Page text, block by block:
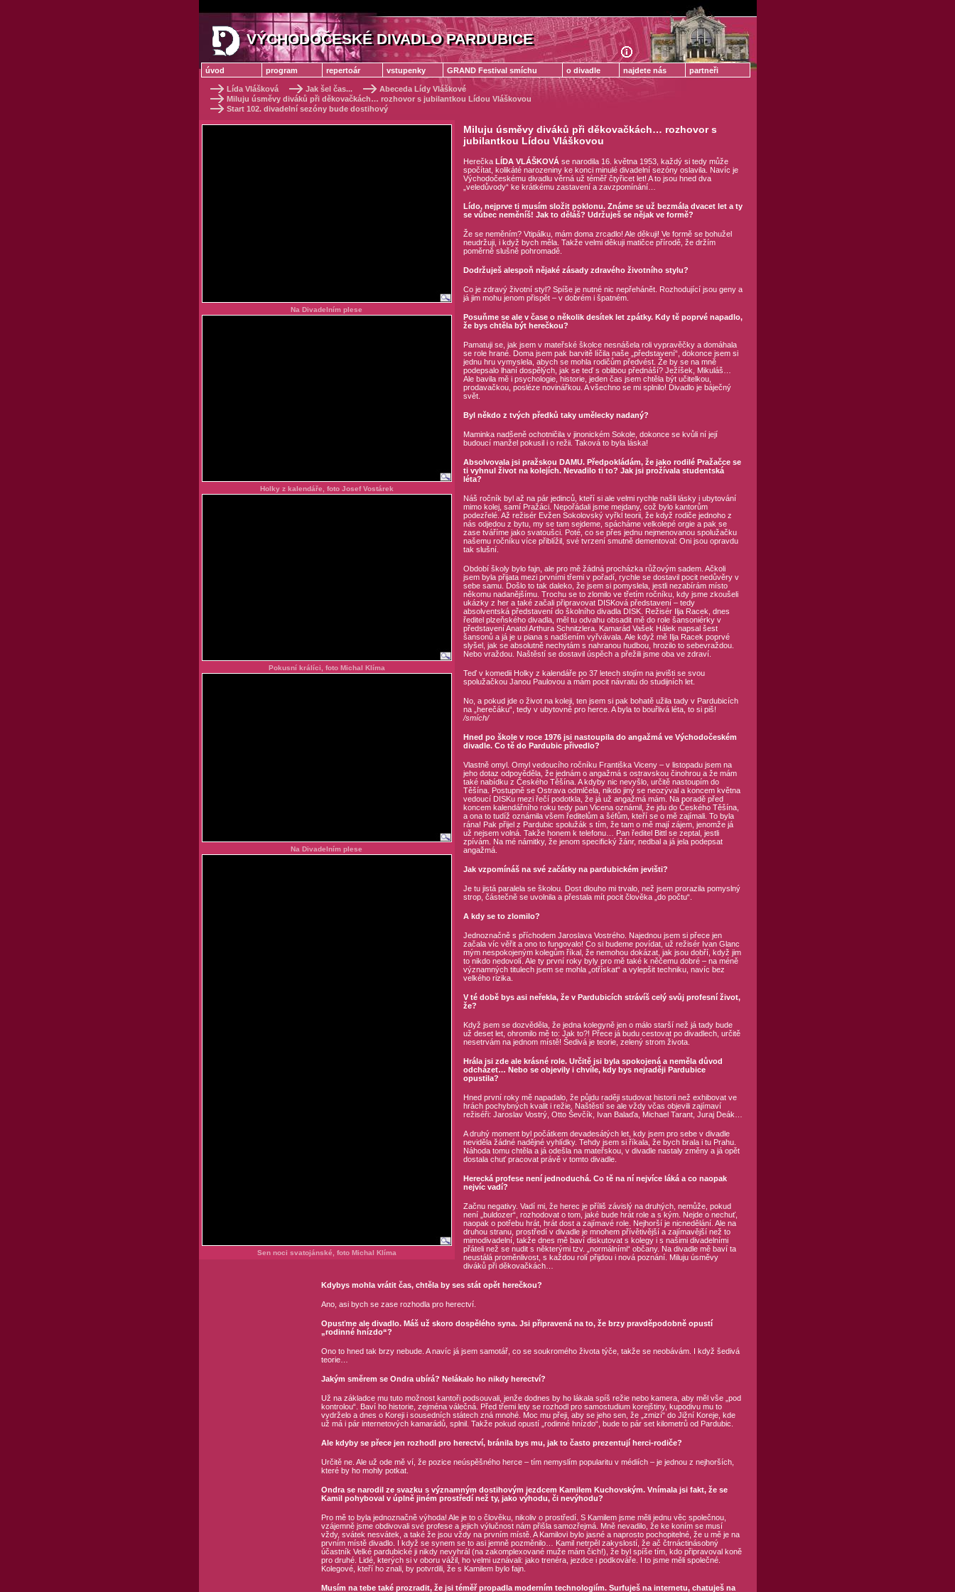
VÝCHODOČESKÉ DIVADLO PARDUBICE
VÝCHODOČESKÉ DIVADLO PARDUBICE
úvod program repertoár vstupenky GRAND Festival smíchu o divadle najdete nás partneři
Lída Vlášková Jak šel čas...
Abeceda Lídy Vláškové
Miluju úsměvy diváků při děkovačkách… rozhovor s jubilantkou Lídou Vláškovou
Start 102. divadelní sezóny bude dostihový
Na Divadelním plese
Holky z kalendáře, foto Josef Vostárek
Pokusní králíci, foto Michal Klíma
Na Divadelním plese
Sen noci svatojánské, foto Michal Klíma
Miluju úsměvy diváků při děkovačkách… rozhovor s
jubilantkou Lídou Vláškovou
Herečka LÍDA VLÁŠKOVÁse narodila 16. května 1953, každý si tedy může
spočítat, kolikáté narozeniny ke konci minulé divadelní sezóny oslavila. Navíc je
Východočeskému divadlu věrná už téměř čtyřicet let! A to jsou hned dva
„veledůvody“ ke krátkému zastavení a zavzpomínání…
Lído, nejprve ti musím složit poklonu. Známe se už bezmála dvacet let a ty
se vůbec neměníš! Jak to děláš? Udržuješ se nějak ve formě?
Že se neměním? Vtipálku, mám doma zrcadlo! Ale děkuji! Ve formě se bohužel
neudržuji, i když bych měla. Takže velmi děkuji matičce přírodě, že držím
poměrně slušně pohromadě.
Dodržuješ alespoň nějaké zásady zdravého životního stylu?
Co je zdravý životní styl? Spíše je nutné nic nepřehánět. Rozhodující jsou geny a
já jim mohu jenom přispět – v dobrém i špatném.
Posuňme se ale v čase o několik desítek let zpátky. Kdy tě poprvé napadlo,
že bys chtěla být herečkou?
Pamatuji se, jak jsem v mateřské školce nesnášela roli vypravěčky a domáhala
se role hrané. Doma jsem pak barvitě líčila naše „představení“, dokonce jsem si
jednu hru vymyslela, abych se mohla rodičům předvést. Že by se na mně
podepsalo lhaní dospělých, jak se teď s oblibou přednáší? Ježíšek, Mikuláš…
Ale bavila mě i psychologie, historie, jeden čas jsem chtěla být učitelkou,
prodavačkou, posléze novinářkou. A všechno se mi splnilo! Divadlo je báječný
svět.
Byl někdo z tvých předků taky umělecky nadaný?
Maminka nadšeně ochotničila v jinonickém Sokole, dokonce se kvůli ní její
budoucí manžel pokusil i o režii. Taková to byla láska!
Absolvovala jsi pražskou DAMU. Předpokládám, že jako rodilé Pražačce se
ti vyhnul život na kolejích. Nevadilo ti to? Jak jsi prožívala studentská
léta?
Náš ročník byl až na pár jedinců, kteří si ale velmi rychle našli lásky i ubytování
mimo kolej, samí Pražáci. Nepořádali jsme mejdany, což bylo kantorům
podezřelé. Až režisér Evžen Sokolovský vyřkl teorii, že když rodiče jednoho z
nás odjedou z bytu, my se tam sejdeme, spácháme velkolepé orgie a pak se
zase tváříme jako svatoušci. Poté, co se přes jednu nejmenovanou spolužačku
našemu ročníku více přiblížil, své tvrzení smutně dementoval: Oni jsou opravdu
tak slušní.
Období školy bylo fajn, ale pro mě žádná procházka růžovým sadem. Ačkoli
jsem byla přijata mezi prvními třemi v pořadí, rychle se dostavil pocit nedůvěry v
sebe samu. Došlo to tak daleko, že jsem si pomyslela, jestli nezabírám místo
někomu nadanějšímu. Trochu se to zlomilo ve třetím ročníku, kdy jsme zkoušeli
ukázky z her a také začali připravovat DISKová představení – tedy
absolventská představení do školního divadla DISK. Režisér Ilja Racek, dnes
ředitel plzeňského divadla, měl tu odvahu obsadit mě do role šansoniérky v
představení Anatol Arthura Schnitzlera. Kamarád Vašek Hálek napsal šest
šansonů a já je u piana s nadšením vyřvávala. Ale když mě Ilja Racek poprvé
slyšel, jak se absolutně nechytám s nahranou hudbou, hrozilo to sebevraždou.
Nebo vraždou. Naštěstí se dostavil úspěch a přežili jsme oba ve zdraví.
Teď v komedii Holky z kalendáře po 37 letech stojím na jevišti se svou
spolužačkou Janou Paulovou a mám pocit návratu do studijních let.
No, a pokud jde o život na koleji, ten jsem si pak bohatě užila tady v Pardubicích
na „herečáku“, tedy v ubytovně pro herce. A byla to bouřlivá léta, to si piš!
/smích/
Hned po škole v roce 1976 jsi nastoupila do angažmá ve Východočeském
divadle. Co tě do Pardubic přivedlo?
Vlastně omyl. Omyl vedoucího ročníku Františka Viceny – v listopadu jsem na
jeho dotaz odpověděla, že jednám o angažmá s ostravskou činohrou a že mám
také nabídku z Českého Těšína. A kdyby nic nevyšlo, určitě nastoupím do
Těšína. Postupně se Ostrava odmlčela, nikdo jiný se neozýval a koncem května
vedoucí DISKu mezi řečí podotkla, že já už angažmá mám. Na poradě před
koncem kalendářního roku tedy pan Vicena oznámil, že jdu do Českého Těšína,
a ona to tudíž oznámila všem ředitelům a šéfům, kteří se o mě zajímali. To byla
rána! Pak přijel z Pardubic spolužák s tím, že tam o mě mají zájem, jenomže já
už nejsem volná. Takže honem k telefonu… Pan ředitel Bittl se zeptal, jestli
zpívám. Na mé námitky, že jenom specifický žánr, nedbal a já jela podepsat
angažmá.
Jak vzpomínáš na své začátky na pardubickém jevišti?
Je tu jistá paralela se školou. Dost dlouho mi trvalo, než jsem prorazila pomyslný
strop, částečně se uvolnila a přestala mít pocit člověka „do počtu“.
A kdy se to zlomilo?
Jednoznačně s příchodem Jaroslava Vostrého. Najednou jsem si přece jen
začala víc věřit a ono to fungovalo! Co si budeme povídat, už režisér Ivan Glanc
mým nespokojeným kolegům říkal, že nemohou dokázat, jak jsou dobří, když jim
to nikdo nedovolí. Ale ty první roky byly pro mě také k něčemu dobré – na méně
významných titulech jsem se mohla „otřískat“ a vylepšit techniku, navíc bez
velkého rizika.
V té době bys asi neřekla, že v Pardubicích strávíš celý svůj profesní život,
že?
Když jsem se dozvěděla, že jedna kolegyně jen o málo starší než já tady bude
už deset let, ohromilo mě to: Jak to?! Přece já budu cestovat po divadlech, určitě
nesetrvám na jednom místě! Šedivá je teorie, zelený strom života.
Hrála jsi zde ale krásné role. Určitě jsi byla spokojená a neměla důvod
odcházet… Nebo se objevily i chvíle, kdy bys nejraději Pardubice
opustila?
Hned první roky mě napadalo, že půjdu raději studovat historii než exhibovat ve
hrách pochybných kvalit i režie. Naštěstí se ale vždy včas objevili zajímaví
režiséři: Jaroslav Vostrý, Otto Ševčík, Ivan Balaďa, Michael Tarant, Juraj Deák…
A druhý moment byl počátkem devadesátých let, kdy jsem pro sebe v divadle
neviděla žádné nadějné vyhlídky. Tehdy jsem si říkala, že bych brala i tu Prahu.
Náhoda tomu chtěla a já odešla na mateřskou, v divadle nastaly změny a já opět
dostala chuť pracovat právě v tomto divadle.
Herecká profese není jednoduchá. Co tě na ní nejvíce láká a co naopak
nejvíc vadí?
Začnu negativy. Vadí mi, že herec je příliš závislý na druhých, nemůže, pokud
není „buldozer“, rozhodovat o tom, jaké bude hrát role a s kým. Nejde o nechuť,
naopak o potřebu hrát, hrát dost a zajímavé role. Nejhorší je nicnedělání. Ale na
druhou stranu, prostředí v divadle je mnohem přívětivější a zajímavější než to
mimodivadelní, takže dnes mě baví diskutovat s kolegy i s našimi divadelními
přáteli než se nudit s některými tzv. „normálními“ občany. Na divadle mě baví ta
neustálá proměnlivost, s každou rolí přijdou i nová poznání. Miluju úsměvy
diváků při děkovačkách…
Kdybys mohla vrátit čas, chtěla by ses stát opět herečkou?
Ano, asi bych se zase rozhodla pro herectví.
Opusťme ale divadlo. Máš už skoro dospělého syna. Jsi připravená na to, že brzy pravděpodobně opustí
„rodinné hnízdo“?
Ono to hned tak brzy nebude. A navíc já jsem samotář, co se soukromého života týče, takže se neobávám. I když šedivá
teorie…
Jakým směrem se Ondra ubírá? Nelákalo ho nikdy herectví?
Už na základce mu tuto možnost kantoři podsouvali, jenže dodnes by ho lákala spíš režie nebo kamera, aby měl vše „pod
kontrolou“. Baví ho historie, zejména válečná. Před třemi lety se rozhodl pro samostudium korejštiny, kupodivu mu to
vydrželo a dnes o Koreji i sousedních státech zná mnohé. Moc mu přeji, aby se jeho sen, že „zmizí“ do Jižní Koreje, kde
už má i pár internetových kamarádů, splnil. Takže pokud opustí „rodinné hnízdo“, bude to pár set kilometrů od Pardubic.
Ale kdyby se přece jen rozhodl pro herectví, bránila bys mu, jak to často prezentují herci-rodiče?
Určitě ne. Ale už ode mě ví, že pozice neúspěšného herce – tím nemyslím popularitu v médiích – je jednou z nejhorších,
které by ho mohly potkat.
Ondra se narodil ze svazku s významným dostihovým jezdcem Kamilem Kuchovským. Vnímala jsi fakt, že se
Kamil pohyboval v úplně jiném prostředí než ty, jako výhodu, či nevýhodu?
Pro mě to byla jednoznačně výhoda! Ale je to o člověku, nikoliv o prostředí. S Kamilem jsme měli jednu věc společnou,
vzájemně jsme obdivovali své profese a jejich výlučnost nám přišla samozřejmá. Mně nevadilo, že ke koním se musí
vždy, svátek nesvátek, a také že jsou vždy na prvním místě. A Kamilovi bylo jasné a naprosto pochopitelné, že u mě je na
prvním místě divadlo. I když se synem se to asi jemně pozměnilo… Kamil netrpěl zakyslostí, že ač čtrnáctinásobný
účastník Velké pardubické ji nikdy nevyhrál (na zakomplexované muže mám čich!), že byl spíše tím, kdo připravoval koně
pro druhé. Lidé, kterých si v oboru vážil, ho velmi uznávali: jako trenéra, jezdce i podkováře. I to jsme měli společné.
Kolegové, kteří ho znali, by potvrdili, že s Kamilem bylo fajn.
Musím na tebe také prozradit, že jsi téměř propadla moderním technologiím. Surfuješ na internetu, chatuješ na